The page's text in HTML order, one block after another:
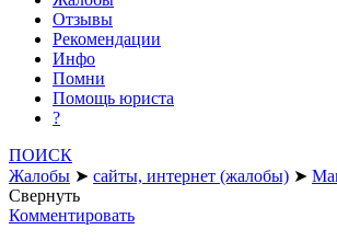
Отзывы
Рекомендации
Инфо
Помни
Помощь юриста
?
ПОИСК
Жалобы ➤ сайты, интернет (жалобы) ➤
Свернуть
Комментировать